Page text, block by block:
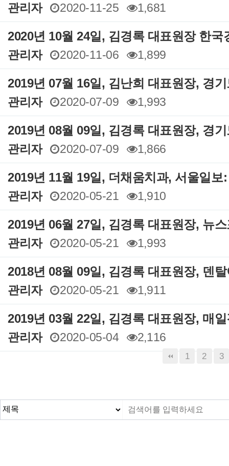
관리자
2020-11-25 1,681
2020년 10월 24일, 김경록 대표원장 한
관리자
2020-11-06 1,899
2019년 07월 16일, 김난희 대표원장, 경
관리자
2020-07-09 1,993
2019년 08월 09일, 김경록 대표원장, 경
관리자
2020-07-09 1,866
2019년 11월 19일, 더채움치과, 서울일
관리자
2020-05-21 1,910
2019년 06월 27일, 김경록 대표원장, 뉴
관리자
2020-05-21 1,993
2018년 08월 09일, 김경록 대표원장, 덴
관리자
2020-05-21 1,911
2019년 03월 22일, 김경록 대표원장, 매
관리자
2020-05-04 2,116
1 2 3